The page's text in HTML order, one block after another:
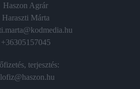
Haszon Agrár
Haraszti Márta
+36305157045
terjesztés: